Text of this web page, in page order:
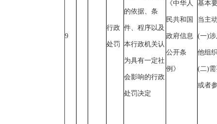
9
行政
处罚
的依据、条
件、程序以及
本行政机关认
为具有一定社
会影响的行政
处罚决定
《中华人
民共和国
政府信息
公开条
例》
基本
当主
(一)
他组
(二)
或者